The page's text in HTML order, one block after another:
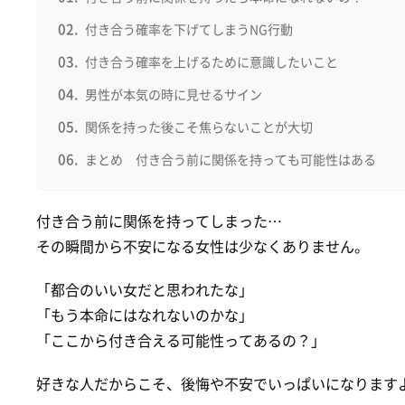
付き合う確率を下げてしまうNG行動
付き合う確率を上げるために意識したいこと
男性が本気の時に見せるサイン
関係を持った後こそ焦らないことが大切
まとめ 付き合う前に関係を持っても可能性はある
付き合う前に関係を持ってしまった…
その瞬間から不安になる女性は少なくありません。
「都合のいい女だと思われたな」
「もう本命にはなれないのかな」
「ここから付き合える可能性ってあるの？」
好きな人だからこそ、後悔や不安でいっぱいになります